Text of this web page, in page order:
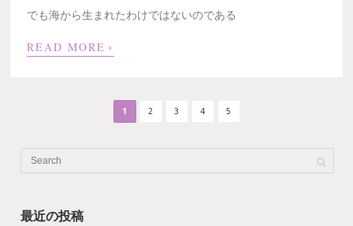
でも海から生まれたわけではないのである
READ MORE ›
1 2 3 4 5
最近の投稿